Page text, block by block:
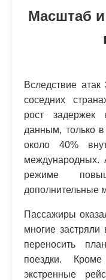
Масштаб
Вследствие
соседних
рост
данным, только
около 40%
международных.
режиме
дополнительные
Пассажиры
многие
переносить
поездки.
экстренные